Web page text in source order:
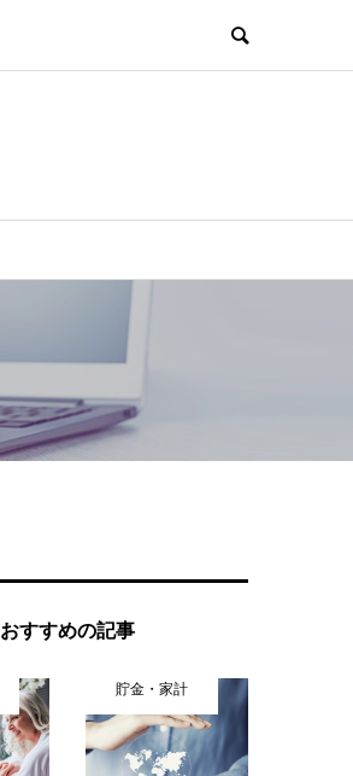
おすすめの記事
貯金・家計